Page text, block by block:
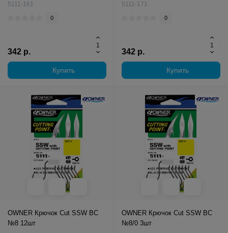
5111-161
0
342 р.
Купить
5111-171
0
342 р.
Купить
OWNER Крючок Cut SSW BC
№8 12шт
OWNER Крючок Cut SSW BC
№8/0 3шт